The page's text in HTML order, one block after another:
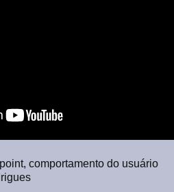
comportamento do usuário